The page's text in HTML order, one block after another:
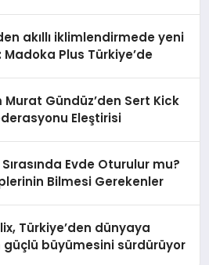
akıllı iklimlendirmede yeni
Plus Türkiye’de
Murat Gündüz’den Sert Kick
Eleştirisi
Evde Oturulur mu?
Bilmesi Gerekenler
Türkiye’den dünyaya
güçlü büyümesini sürdürüyor